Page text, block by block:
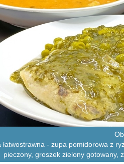
łatwostrawna - zupa pomidorowa z
pieczony, groszek zielony gotowany,